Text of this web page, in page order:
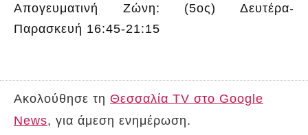
Απογευματινή Ζώνη: (5ος) Δευτέρα-
Παρασκευή 16:45-21:15
Ακολούθησε τη Θεσσαλία TV στο Google
News, για άμεση ενημέρωση.